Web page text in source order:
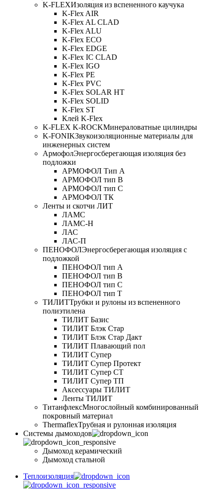
K-FLEXИзоляция из вспененного каучука
K-Flex AIR
K-Flex AL CLAD
K-Flex ALU
K-Flex ECO
K-Flex EDGE
K-Flex IC CLAD
K-Flex IGO
K-Flex PE
K-Flex PVC
K-Flex SOLAR HT
K-Flex SOLID
K-Flex ST
Клей K-Flex
K-FLEX K-ROCKМинераловатные цилиндры
K-FONIKЗвукоизоляционные материалы для
инженерных систем
АрмофолЭнергосберегающая изоляция без
подложки
АРМОФОЛ Тип А
АРМОФОЛ тип В
АРМОФОЛ тип C
АРМОФОЛ ТК
Ленты и скотчи ЛИТ
ЛАМС
ЛАМС-Н
ЛАС
ЛАС-П
ПЕНОФОЛЭнергосберегающая изоляция с
подложкой
ПЕНОФОЛ тип А
ПЕНОФОЛ тип B
ПЕНОФОЛ тип C
ПЕНОФОЛ тип T
ТИЛИТТрубки и рулоны из вспененного
полиэтилена
ТИЛИТ Базис
ТИЛИТ Блэк Стар
ТИЛИТ Блэк Стар Дакт
ТИЛИТ Плавающий пол
ТИЛИТ Супер
ТИЛИТ Супер Протект
ТИЛИТ Супер СТ
ТИЛИТ Супер ТП
Аксессуары ТИЛИТ
Ленты ТИЛИТ
ТитанфлексМногослойный комбинированный
покровный материал
ThermaflexТрубная и рулонная изоляция
Cистемы дымоходов
Дымоход керамический
Дымоход стальной
Теплоизоляция